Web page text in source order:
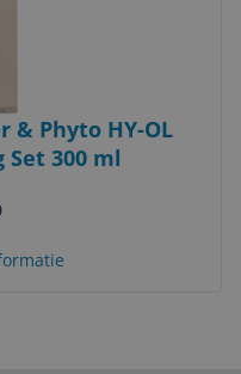
& Phyto HY-OL
Set 300 ml